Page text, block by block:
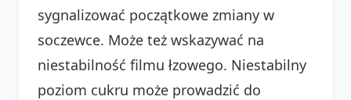
sygnalizować początkowe zmiany w
soczewce. Może też wskazywać na
niestabilność filmu łzowego. Niestabilny
poziom cukru może prowadzić do